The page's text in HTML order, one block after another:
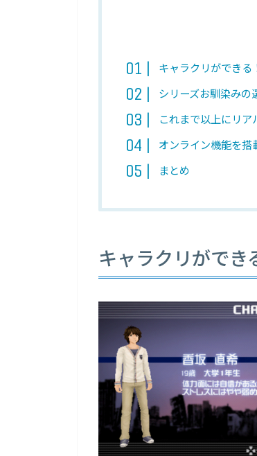
キャラクリができる
シリーズお馴染みの
これまで以上にリア
オンライン機能を搭
まとめ
キャラクリができ